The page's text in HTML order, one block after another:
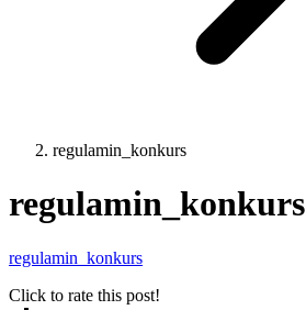
regulamin_konkurs
regulamin_konkurs
regulamin_konkurs
Click to rate this post!